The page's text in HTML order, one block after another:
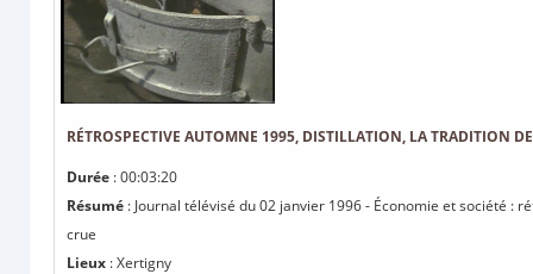
RÉTROSPECTIVE AUTOMNE 1995, DISTILLATION, LA TRADITION
Durée : 00:03:20
Résumé : Journal télévisé du 02 janvier 1996 - Économie et société
crue
Lieux : Xertigny